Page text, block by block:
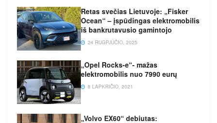
Retas svečias Lietuvoje: „Fisker
Ocean“ – įspūdingas elektromobilis
iš bankrutavusio gamintojo
24 RUGPJŪČIO, 2025
„Opel Rocks-e“- mažas
elektromobilis nuo 7990 eurų
8 LAPKRIČIO, 2021
„Volvo EX60“ debiutas: